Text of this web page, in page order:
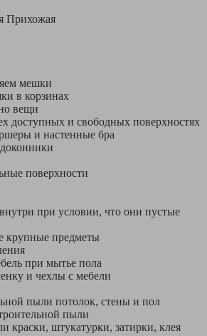
мешки
в корзинах
вещи
доступных и свободных поверхностях
и настенные бра
поверхности
при условии, что они пустые
крупные предметы
при мытье пола
и чехлы с мебели
пыли потолок, стены и пол
пыли
краски, штукатурки, затирки, клея